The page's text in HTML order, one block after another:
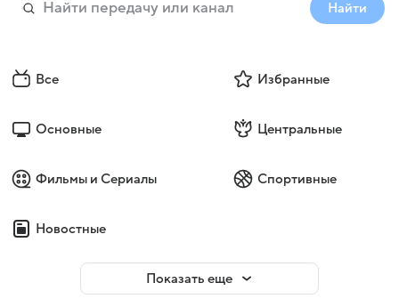
Найти
Все Избранные
Основные Центральные
Фильмы и Сериалы Спортивные
Новостные
Показать еще